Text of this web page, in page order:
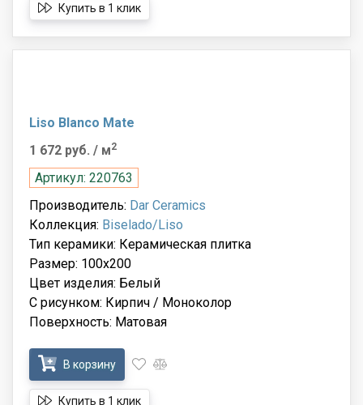
Купить в 1 клик
Liso Blanco Mate
1 672 руб. / м2
Артикул: 220763
Производитель: Dar Ceramics
Коллекция: Biselado/Liso
Тип керамики: Керамическая плитка
Размер: 100x200
Цвет изделия: Белый
С рисунком: Кирпич / Моноколор
Поверхность: Матовая
В корзину
Купить в 1 клик